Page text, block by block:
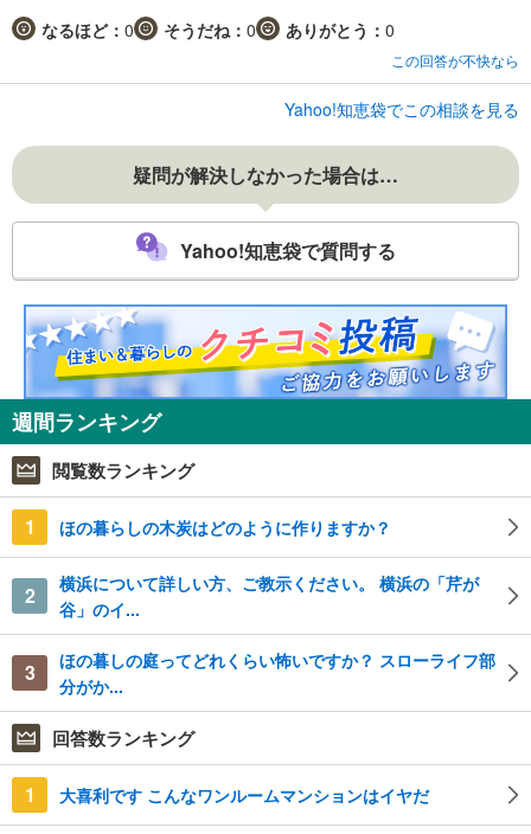
なるほど： 0 そうだね： 0 ありがとう： 0
この回答が不快なら
Yahoo!知恵袋でこの相談を見る
疑問が解決しなかった場合は…
Yahoo!知恵袋で質問する
週間ランキング
閲覧数ランキング
1 ほの暮らしの木炭はどのように作りますか？
2
横浜について詳しい方、ご教示ください。 横浜の「芹が
谷」のイ...
3
ほの暮しの庭ってどれくらい怖いですか？ スローライフ部
分がか...
回答数ランキング
1 大喜利です こんなワンルームマンションはイヤだ